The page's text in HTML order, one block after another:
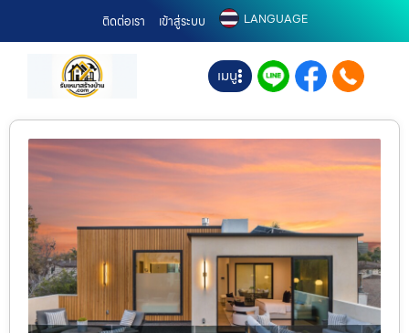
ติดต่อเรา เข้าสู่ระบบ LANGUAGE
เมนู